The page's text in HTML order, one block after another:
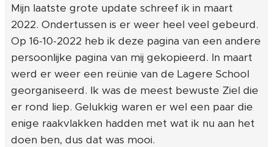
Mijn laatste grote update schreef ik in maart
2022. Ondertussen is er weer heel veel gebeurd.
Op 16-10-2022 heb ik deze pagina van een andere
persoonlijke pagina van mij gekopieerd. In maart
werd er weer een reünie van de Lagere School
georganiseerd. Ik was de meest bewuste Ziel die
er rond liep. Gelukkig waren er wel een paar die
enige raakvlakken hadden met wat ik nu aan het
doen ben, dus dat was mooi.